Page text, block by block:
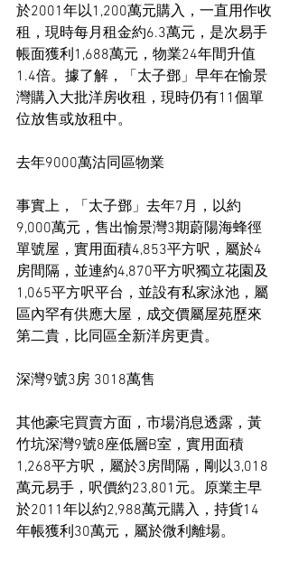
於2001年以1,200萬元購入，一直用作收
租，現時每月租金約6.3萬元，是次易手
帳面獲利1,688萬元，物業24年間升值
1.4倍。據了解，「太子鄧」早年在愉景
灣購入大批洋房收租，現時仍有11個單
位放售或放租中。
去年9000萬沽同區物業
事實上，「太子鄧」去年7月，以約
9,000萬元，售出愉景灣3期蔚陽海蜂徑
單號屋，實用面積4,853平方呎，屬於4
房間隔，並連約4,870平方呎獨立花園及
1,065平方呎平台，並設有私家泳池，屬
區內罕有供應大屋，成交價屬屋苑歷來
第二貴，比同區全新洋房更貴。
深灣9號3房 3018萬售
其他豪宅買賣方面，市場消息透露，黃
竹坑深灣9號8座低層B室，實用面積
1,268平方呎，屬於3房間隔，剛以3,018
萬元易手，呎價約23,801元。原業主早
於2011年以約2,988萬元購入，持貨14
年帳獲利30萬元，屬於微利離場。